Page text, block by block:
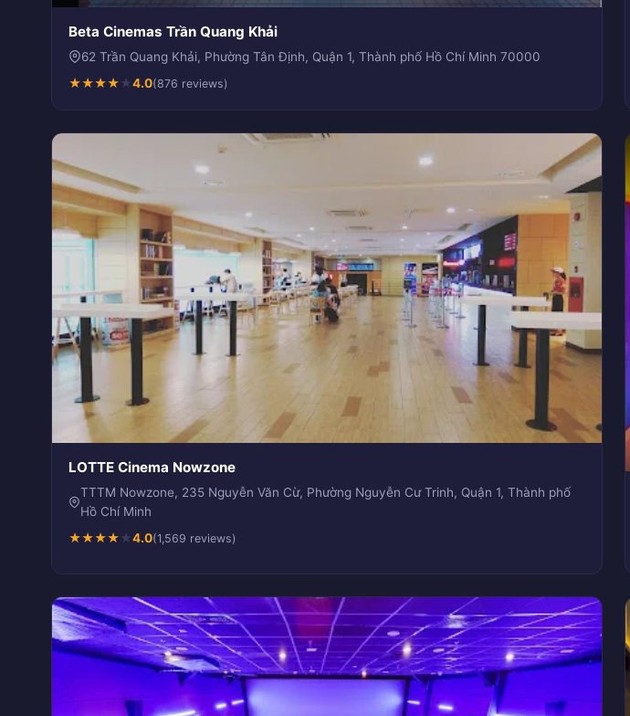
Beta Cinemas Trần Quang Khải
62 Trần Quang Khải, Phường Tân Định, Quận 1, Thành phố Hồ Chí Minh 70000
★★★★★4.0(876 reviews)
LOTTE Cinema Nowzone
TTTM Nowzone, 235 Nguyễn Văn Cừ, Phường Nguyễn Cư Trinh, Quận 1, Thành phố
Hồ Chí Minh
★★★★★4.0(1,569 reviews)